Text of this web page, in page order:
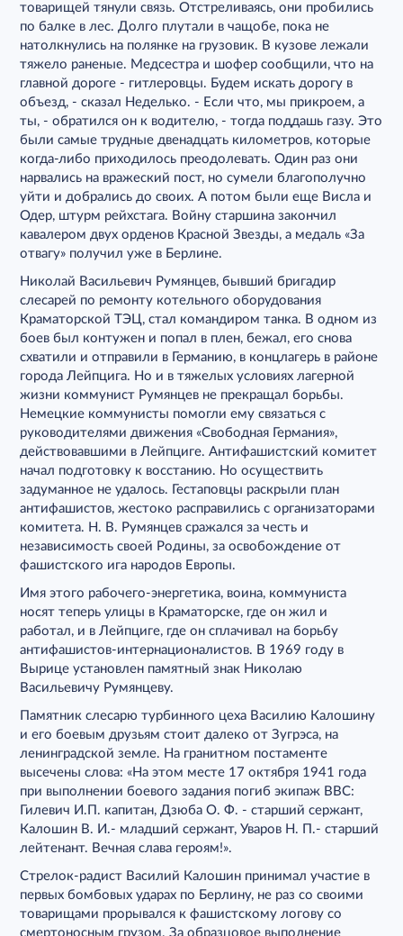
товарищей тянули связь. Отстреливаясь, они пробились
по балке в лес. Долго плутали в чащобе, пока не
натолкнулись на полянке на грузовик. В кузове лежали
тяжело раненые. Медсестра и шофер сообщили, что на
главной дороге - гитлеровцы. Будем искать дорогу в
объезд, - сказал Неделько. - Если что, мы прикроем, а
ты, - обратился он к водителю, - тогда поддашь газу. Это
были самые трудные двенадцать километров, которые
когда-либо приходилось преодолевать. Один раз они
нарвались на вражеский пост, но сумели благополучно
уйти и добрались до своих. А потом были еще Висла и
Одер, штурм рейхстага. Войну старшина закончил
кавалером двух орденов Красной Звезды, а медаль «За
отвагу» получил уже в Берлине.
Николай Васильевич Румянцев, бывший бригадир
слесарей по ремонту котельного оборудования
Краматорской ТЭЦ, стал командиром танка. В одном из
боев был контужен и попал в плен, бежал, его снова
схватили и отправили в Германию, в концлагерь в районе
города Лейпцига. Но и в тяжелых условиях лагерной
жизни коммунист Румянцев не прекращал борьбы.
Немецкие коммунисты помогли ему связаться с
руководителями движения «Свободная Германия»,
действовавшими в Лейпциге. Антифашистский комитет
начал подготовку к восстанию. Но осуществить
задуманное не удалось. Гестаповцы раскрыли план
антифашистов, жестоко расправились с организаторами
комитета. Н. В. Румянцев сражался за честь и
независимость своей Родины, за освобождение от
фашистского ига народов Европы.
Имя этого рабочего-энергетика, воина, коммуниста
носят теперь улицы в Краматорске, где он жил и
работал, и в Лейпциге, где он сплачивал на борьбу
антифашистов-интернационалистов. В 1969 году в
Вырице установлен памятный знак Николаю
Васильевичу Румянцеву.
Памятник слесарю турбинного цеха Василию Калошину
и его боевым друзьям стоит далеко от Зугрэса, на
ленинградской земле. На гранитном постаменте
высечены слова: «На этом месте 17 октября 1941 года
при выполнении боевого задания погиб экипаж ВВС:
Гилевич И.П. капитан, Дзюба О. Ф. - старший сержант,
Калошин В. И.- младший сержант, Уваров Н. П.- старший
лейтенант. Вечная слава героям!».
Стрелок-радист Василий Калошин принимал участие в
первых бомбовых ударах по Берлину, не раз со своими
товарищами прорывался к фашистскому логову со
смертоносным грузом. За образцовое выполнение